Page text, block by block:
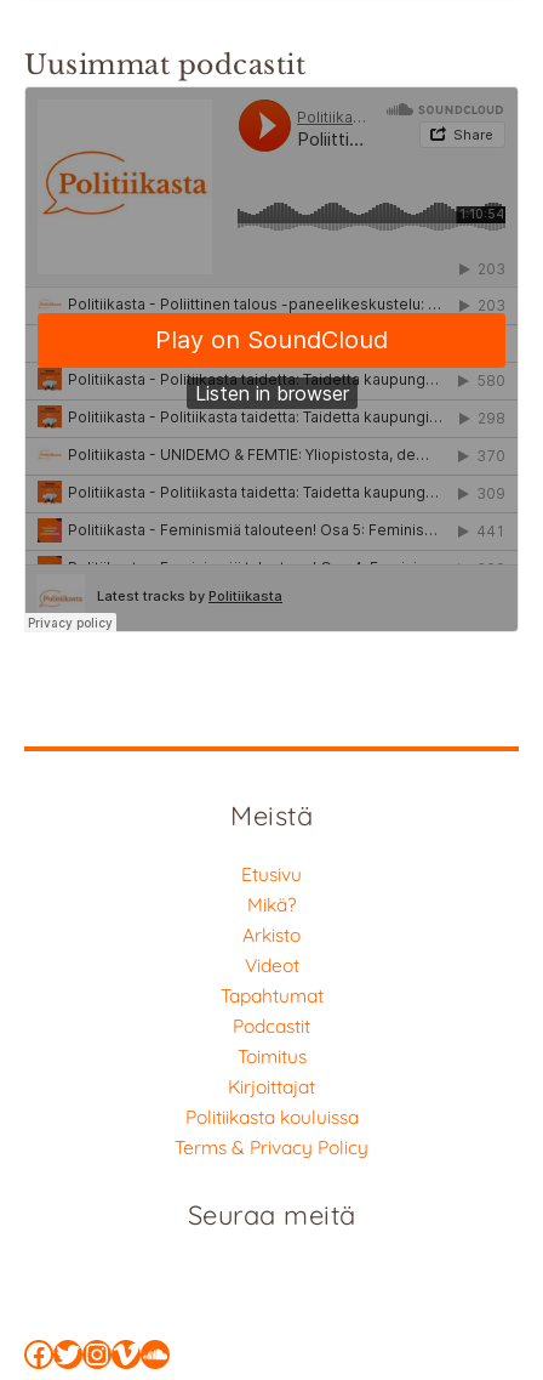
Uusimmat podcastit
Meistä
Etusivu
Mikä?
Arkisto
Videot
Tapahtumat
Podcastit
Toimitus
Kirjoittajat
Politiikasta kouluissa
Terms & Privacy Policy
Seuraa meitä
Facebook
Twitter
Instagram
Vimeo
SoundCloud